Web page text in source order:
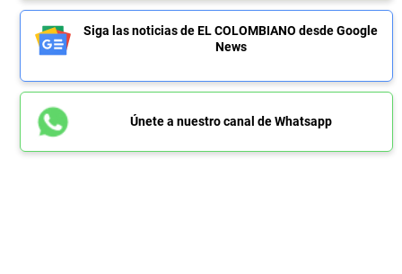
Siga las noticias de EL COLOMBIANO desde Google
News
Únete a nuestro canal de Whatsapp